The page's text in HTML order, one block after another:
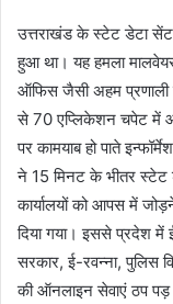
उत्तराखंड के स्टेट डेटा
हुआ था। यह हमला
ऑफिस जैसी अहम
से 70 एप्लिकेशन चपेट में
पर कामयाब हो पाते
ने 15 मिनट के भीतर
कार्यालयों को आपस में
दिया गया। इससे प्रदेश में
सरकार, ई-रवन्ना, पुलिस
की ऑनलाइन सेवाएं ठप पड़